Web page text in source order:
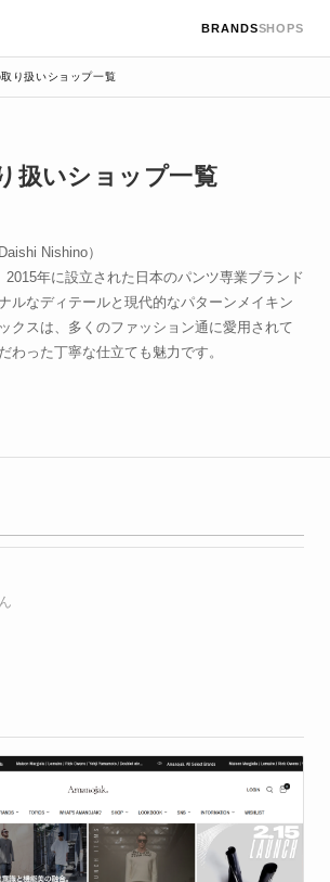
BRANDSSHOPS
り扱いショップ一覧
扱いショップ一覧
Nishino）
2015年に設立された日本のパンツ専業ブランド
ルなディテールと現代的なパターンメイキン
クスは、多くのファッション通に愛用されて
わった丁寧な仕立ても魅力です。